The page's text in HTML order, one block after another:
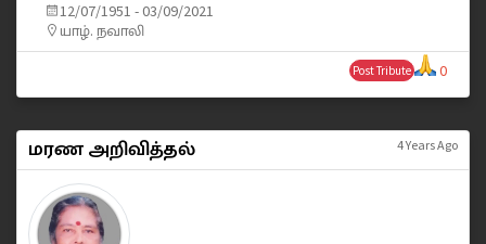
12/07/1951 - 03/09/2021
யாழ். நவாலி
0
Post Tribute
மரண அறிவித்தல் 4 Years Ago